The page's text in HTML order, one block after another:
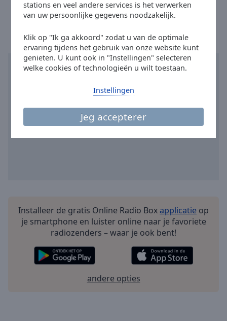
stations en veel andere services is het verwerken
van uw persoonlijke gegevens noodzakelijk.
Klik op "Ik ga akkoord" zodat u van de optimale
ervaring tijdens het gebruik van onze website kunt
genieten. U kunt ook in "Instellingen" selecteren
welke cookies of technologieën u wilt toestaan.
Jeg accepterer
Instellingen
dialog
Tijd in Cholet:13:27,08.07.2026
Installeer de gratis Online Radio Boxapplicatie op
je smartphone en luister online naar je favoriete
radiozenders – waar je ook bent!
andere opties